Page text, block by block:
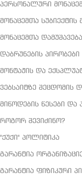
პერსონალური
მონაცემთა
მონაცემთა
დაბრუნების პირობები
მონტაჟის და
ვებსაიტზე შეცდომის
მიწოდების წესები და
როგორ შევიძინო?
"ქუქი" პოლიტიკა
გარანტია
გარანტია ფიზიკური